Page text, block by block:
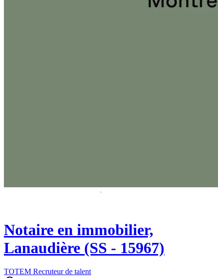
Notaire en immobilier,
Lanaudière (SS - 15967)
TOTEM Recruteur de talent